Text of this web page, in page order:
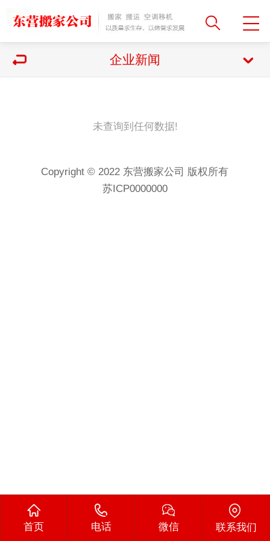
企业新闻
未查询到任何数据!
Copyright © 2022 东营搬家公司 版权所有
苏ICP0000000
首页 电话 微信 联系我们